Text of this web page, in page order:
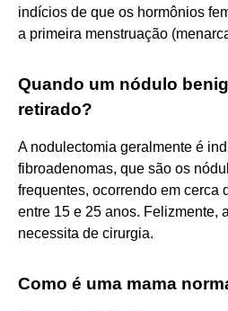
indícios de que os hormônios
a primeira menstruação
Quando um nódulo
retirado?
A nodulectomia geralmente é
fibroadenomas, que são os
frequentes, ocorrendo em cerca
entre 15 e 25 anos. Felizmente,
necessita de cirurgia.
Como é uma mama